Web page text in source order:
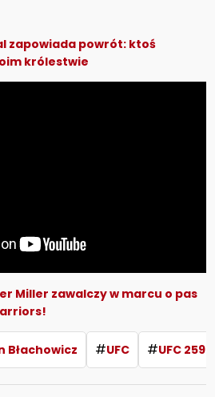
zapowiada powrót: ktoś
królestwie
Miller zawalczy w marcu o pas
Błachowicz #UFC #UFC 259